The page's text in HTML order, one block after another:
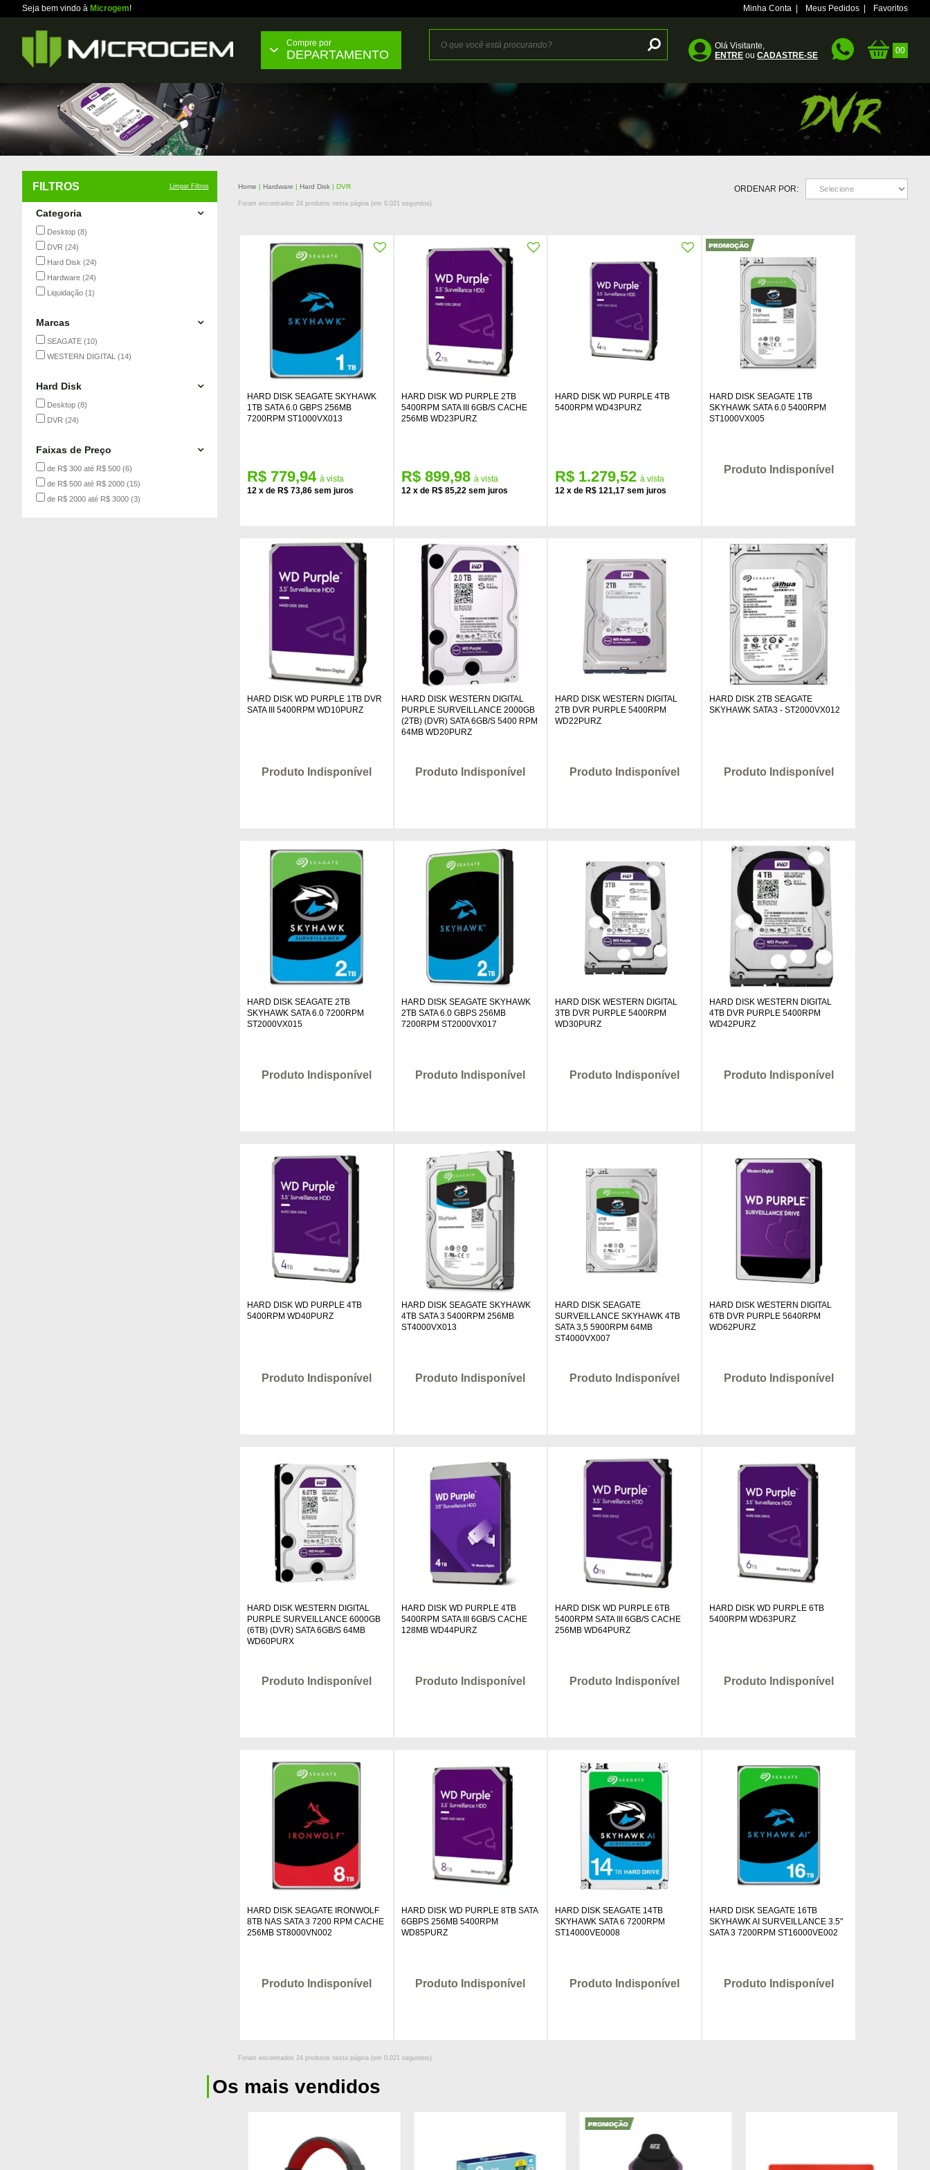
Seja bem vindo à Microgem! Minha Conta Meus Pedidos Favoritos
Compre por
DEPARTAMENTO
Olá Visitante,
ENTRE ou CADASTRE-SE
FILTROS Limpar Filtros
Categoria
Desktop (8)
DVR (24)
Hard Disk (24)
Hardware (24)
Liquidação (1)
Marcas
SEAGATE (10)
WESTERN DIGITAL (14)
Hard Disk
Desktop (8)
DVR (24)
Faixas de Preço
de R$ 300 até R$ 500 (6)
de R$ 500 até R$ 2000 (15)
de R$ 2000 até R$ 3000 (3)
Home Hardware Hard Disk DVR
Foram encontrados 24produtos nesta página (em 0,021segundos)
ORDENAR POR:
HARD DISK SEAGATE SKYHAWK
1TB SATA 6.0 GBPS 256MB
7200RPM ST1000VX013
12 x de R$ 73,86
R$ 779,94
HARD DISK WD PURPLE 2TB
5400RPM SATA III 6GB/S CACHE
256MB WD23PURZ
12 x de R$ 85,22
R$ 899,98
HARD DISK WD PURPLE 4TB
5400RPM WD43PURZ
12 x de R$ 121,17
R$ 1.279,52
HARD DISK SEAGATE 1TB
SKYHAWK SATA 6.0 5400RPM
ST1000VX005
Produto Indisponível
HARD DISK WD PURPLE 1TB DVR
SATA III 5400RPM WD10PURZ
Produto Indisponível
HARD DISK WESTERN DIGITAL
PURPLE SURVEILLANCE 2000GB
(2TB) (DVR) SATA 6GB/S 5400 RPM
64MB WD20PURZ
Produto Indisponível
HARD DISK WESTERN DIGITAL
2TB DVR PURPLE 5400RPM
WD22PURZ
Produto Indisponível
HARD DISK 2TB SEAGATE
SKYHAWK SATA3 - ST2000VX012
Produto Indisponível
HARD DISK SEAGATE 2TB
SKYHAWK SATA 6.0 7200RPM
ST2000VX015
Produto Indisponível
HARD DISK SEAGATE SKYHAWK
2TB SATA 6.0 GBPS 256MB
7200RPM ST2000VX017
Produto Indisponível
HARD DISK WESTERN DIGITAL
3TB DVR PURPLE 5400RPM
WD30PURZ
Produto Indisponível
HARD DISK WESTERN DIGITAL
4TB DVR PURPLE 5400RPM
WD42PURZ
Produto Indisponível
HARD DISK WD PURPLE 4TB
5400RPM WD40PURZ
Produto Indisponível
HARD DISK SEAGATE SKYHAWK
4TB SATA 3 5400RPM 256MB
ST4000VX013
Produto Indisponível
HARD DISK SEAGATE
SURVEILLANCE SKYHAWK 4TB
SATA 3,5 5900RPM 64MB
ST4000VX007
Produto Indisponível
HARD DISK WESTERN DIGITAL
6TB DVR PURPLE 5640RPM
WD62PURZ
Produto Indisponível
HARD DISK WESTERN DIGITAL
PURPLE SURVEILLANCE 6000GB
(6TB) (DVR) SATA 6GB/S 64MB
WD60PURX
Produto Indisponível
HARD DISK WD PURPLE 4TB
5400RPM SATA III 6GB/S CACHE
128MB WD44PURZ
Produto Indisponível
HARD DISK WD PURPLE 6TB
5400RPM SATA III 6GB/S CACHE
256MB WD64PURZ
Produto Indisponível
HARD DISK WD PURPLE 6TB
5400RPM WD63PURZ
Produto Indisponível
HARD DISK SEAGATE IRONWOLF
8TB NAS SATA 3 7200 RPM CACHE
256MB ST8000VN002
Produto Indisponível
HARD DISK WD PURPLE 8TB SATA
6GBPS 256MB 5400RPM
WD85PURZ
Produto Indisponível
HARD DISK SEAGATE 14TB
SKYHAWK SATA 6 7200RPM
ST14000VE0008
Produto Indisponível
HARD DISK SEAGATE 16TB
SKYHAWK AI SURVEILLANCE 3.5"
SATA 3 7200RPM ST16000VE002
Produto Indisponível
Foram encontrados 24produtos nesta página (em 0,021segundos)
Os mais vendidos